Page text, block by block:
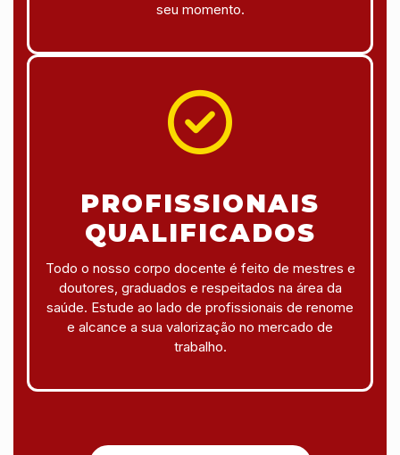
seu momento.
PROFISSIONAIS
QUALIFICADOS
Todo o nosso corpo docente é feito de mestres e
doutores, graduados e respeitados na área da
saúde. Estude ao lado de profissionais de renome
e alcance a sua valorização no mercado de
trabalho.